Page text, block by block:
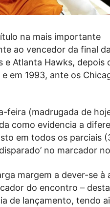
na mais importante
ao vencedor da final
e Atlanta Hawks, depois
em 1993, ante os
feira (madrugada de
como evidencia a
em todos os parciais
no marcador
margem a dever-se à
do encontro –
de lançamento, tendo